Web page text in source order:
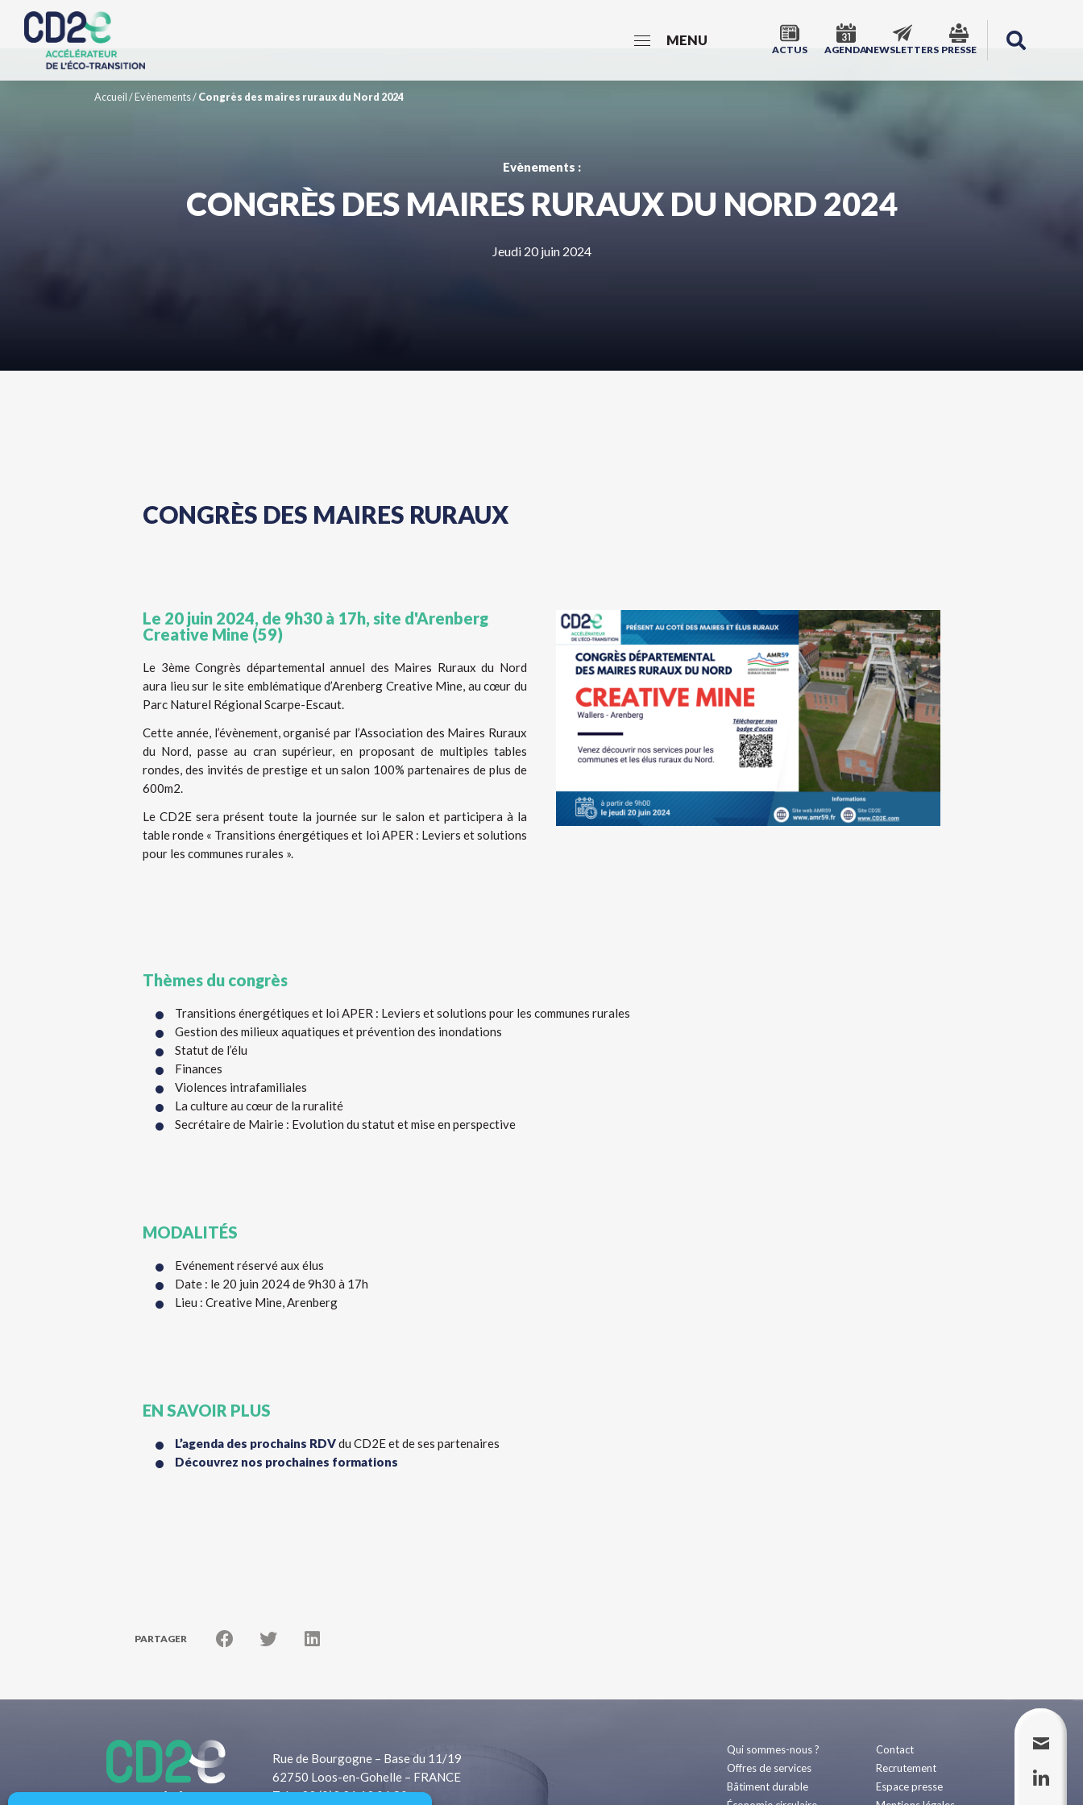
MENU
ACTUS AGENDANEWSLETTERS PRESSE
Accueil/Evènements/Congrès des maires ruraux du Nord 2024
Evènements :
CONGRÈS DES MAIRES RURAUX DU NORD 2024
Jeudi 20 juin 2024
CONGRÈS DES MAIRES RURAUX
Le 20 juin 2024, de 9h30 à 17h, site d'Arenberg
Creative Mine (59)
Le 3ème Congrès départemental annuel des Maires Ruraux du Nord
aura lieu sur le site emblématique d’Arenberg Creative Mine, au cœur du
Parc Naturel Régional Scarpe-Escaut.
Cette année, l’évènement, organisé par l’Association des Maires Ruraux
du Nord, passe au cran supérieur, en proposant de multiples tables
rondes, des invités de prestige et un salon 100% partenaires de plus de
600m2.
Le CD2E sera présent toute la journée sur le salon et participera à la
table ronde « Transitions énergétiques et loi APER : Leviers et solutions
pour les communes rurales ».
Thèmes du congrès
Transitions énergétiques et loi APER : Leviers et solutions pour les communes rurales
Gestion des milieux aquatiques et prévention des inondations
Statut de l’élu
Finances
Violences intrafamiliales
La culture au cœur de la ruralité
Secrétaire de Mairie : Evolution du statut et mise en perspective
MODALITÉS
Evénement réservé aux élus
Date : le 20 juin 2024 de 9h30 à 17h
Lieu : Creative Mine, Arenberg
EN SAVOIR PLUS
L’agenda des prochains RDVdu CD2E et de ses partenaires
Découvrez nos prochaines formations
PARTAGER
Rue de Bourgogne – Base du 11/19
62750 Loos-en-Gohelle – FRANCE
Tel: +33 (0)3 21 13 06 80
Qui sommes-nous ?
Offres de services
Bâtiment durable
Contact
Recrutement
Espace presse